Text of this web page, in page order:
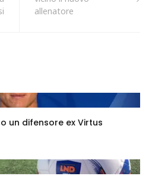
allenatore
un difensore ex Virtus